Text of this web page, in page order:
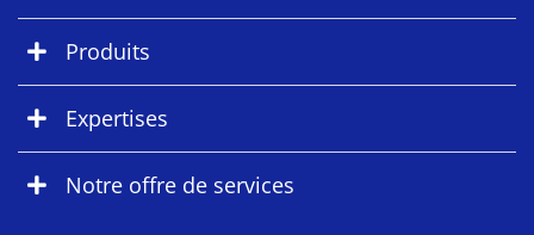
Produits
Expertises
Notre offre de services